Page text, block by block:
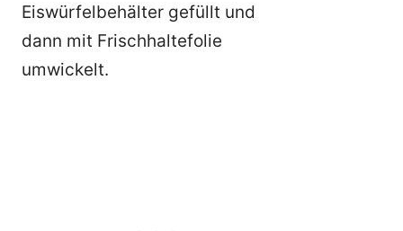
Eiswürfelbehälter gefüllt und
dann mit Frischhaltefolie
umwickelt.